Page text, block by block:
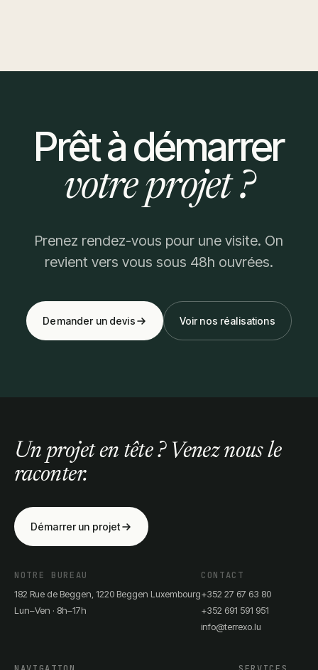
Prêt à démarrer
votre projet ?
Prenez rendez-vous pour une visite. On
revient vers vous sous 48h ouvrées.
Demander un devis Voir nos réalisations
Un projet en tête ? Venez nous le
raconter.
Démarrer un projet
NOTRE BUREAU
182 Rue de Beggen, 1220 Beggen Luxembourg
Lun–Ven · 8h–17h
CONTACT
+352 27 67 63 80
+352 691 591 951
info@terrexo.lu